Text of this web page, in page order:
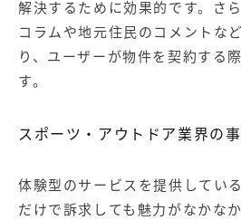
解決するために効果的です。さ
コラムや地元住民のコメントな
り、ユーザーが物件を契約する
す。
スポーツ・アウトドア業界の
体験型のサービスを提供してい
だけで訴求しても魅力がなかな